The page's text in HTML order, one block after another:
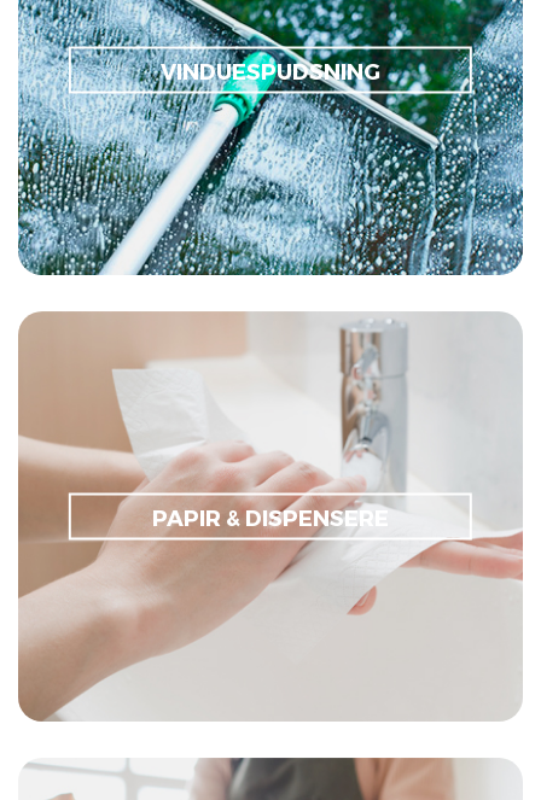
VINDUESPUDSNING
Skinner
Stripholder
Stripovertræk
Vandførende stænger
Startsæt
PAPIR & DISPENSERE
Toiletpapir & -ruller
Håndark
Håndklæderuller
Dispenser
Værkstedsruller
Toiletsædepapir
Ansigtsservietter